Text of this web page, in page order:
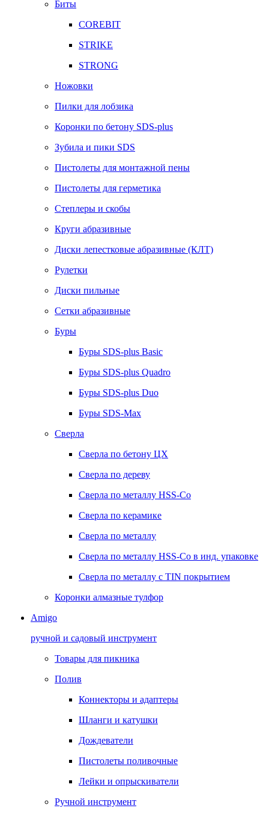
Биты
COREBIT
STRIKE
STRONG
Ножовки
Пилки для лобзика
Коронки по бетону SDS-plus
Зубила и пики SDS
Пистолеты для монтажной пены
Пистолеты для герметика
Степлеры и скобы
Круги абразивные
Диски лепестковые абразивные (КЛТ)
Рулетки
Диски пильные
Сетки абразивные
Буры
Буры SDS-plus Basic
Буры SDS-plus Quadro
Буры SDS-plus Duo
Буры SDS-Max
Сверла
Сверла по бетону ЦХ
Сверла по дереву
Сверла по металлу HSS-Co
Сверла по керамике
Сверла по металлу
Сверла по металлу HSS-Co в инд. упаковке
Сверла по металлу с TIN покрытием
Коронки алмазные тулфор
Amigo
ручной и садовый инструмент
Товары для пикника
Полив
Коннекторы и адаптеры
Шланги и катушки
Дождеватели
Пистолеты поливочные
Лейки и опрыскиватели
Ручной инструмент